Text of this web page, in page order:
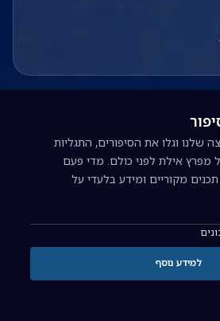
שלנו וגלו את הסיפורים, התגליות
מפרץ אילת לפני כולם. מדי פעם
מקוריים ומידע בלעדי על
לניוזלטר
למידע נוסף